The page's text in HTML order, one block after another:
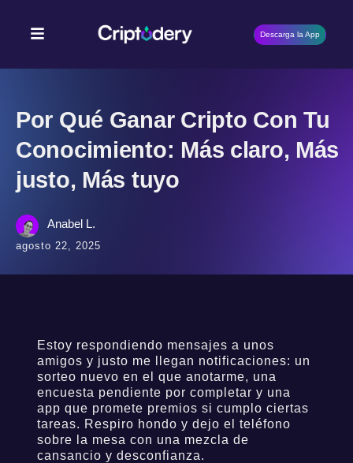
Descarga la App
Por Qué Ganar Cripto Con Tu
Conocimiento: Más claro, Más
justo, Más tuyo
Anabel L.
agosto 22, 2025
Estoy respondiendo mensajes a unos
amigos y justo me llegan notificaciones: un
sorteo nuevo en el que anotarme, una
encuesta pendiente por completar y una
app que promete premios si cumplo ciertas
tareas. Respiro hondo y dejo el teléfono
sobre la mesa con una mezcla de
cansancio y desconfianza.